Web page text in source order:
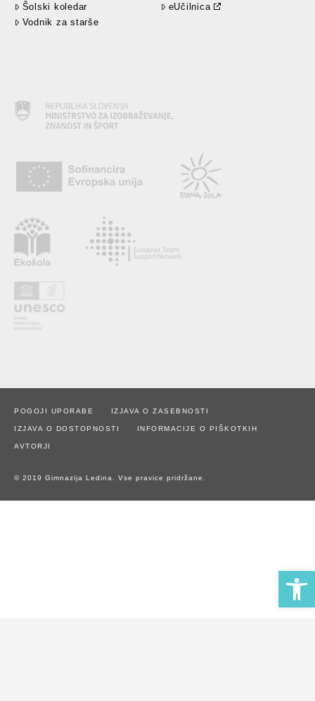
Šolski koledar
Vodnik za starše
eUčilnica
POGOJI UPORABE IZJAVA O ZASEBNOSTI
IZJAVA O DOSTOPNOSTI INFORMACIJE O PIŠKOTKIH
AVTORJI
© 2019 Gimnazija Ledina. Vse pravice pridržane.